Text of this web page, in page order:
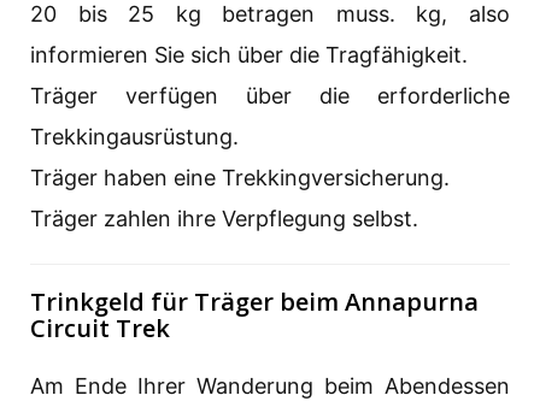
20 bis 25 kg betragen muss. kg, also
informieren Sie sich über die Tragfähigkeit.
Träger verfügen über die erforderliche
Trekkingausrüstung.
Träger haben eine Trekkingversicherung.
Träger zahlen ihre Verpflegung selbst.
Trinkgeld für Träger beim Annapurna
Circuit Trek
Am Ende Ihrer Wanderung beim Abendessen